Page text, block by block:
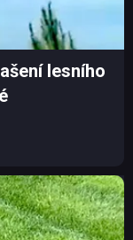
lesního